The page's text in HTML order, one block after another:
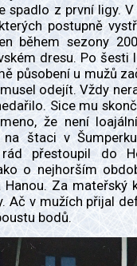
spadlo z první ligy.
postupně
během sezony
dresu. Po šesti
působení u mužů
odejít. Vždy
Sice mu
že není
na štaci v
přestoupil do
o nejhorším
Za mateřský
Ač v mužích přijal
bodů.